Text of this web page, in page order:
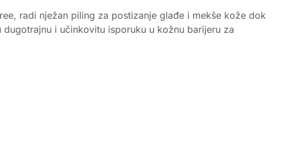
radi nježan piling za postizanje glađe i mekše kože dok
i učinkovitu isporuku u kožnu barijeru za